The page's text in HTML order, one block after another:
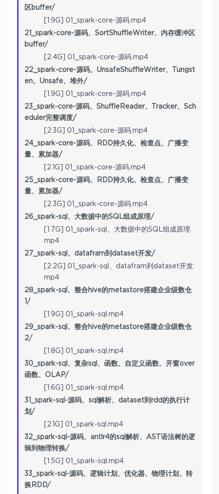
区buffer/
[1.9G] 01_spark-core-源码.mp4
21_spark-core-源码、SortShuffleWriter、内存缓冲区
buffer/
[2.4G] 01_spark-core-源码.mp4
22_spark-core-源码、UnsafeShuffleWriter、Tungst
en、Unsafe、堆外/
[1.9G] 01_spark-core-源码.mp4
23_spark-core-源码、ShuffleReader、Tracker、Sch
eduler完整调度/
[2.3G] 01_spark-core-源码.mp4
24_spark-core-源码、RDD持久化、检查点、广播变
量、累加器/
[2.1G] 01_spark-core-源码.mp4
25_spark-core-源码、RDD持久化、检查点、广播变
量、累加器/
[2.3G] 01_spark-core-源码.mp4
26_spark-sql、大数据中的SQL组成原理/
[1.7G] 01_spark-sql、大数据中的SQL组成原理.
mp4
27_spark-sql、datafram到dataset开发/
[2.2G] 01_spark-sql、datafram到dataset开发.
mp4
28_spark-sql、整合hive的metastore搭建企业级数仓
1/
[1.9G] 01_spark-sql.mp4
29_spark-sql、整合hive的metastore搭建企业级数仓
2/
[1.8G] 01_spark-sql.mp4
30_spark-sql、复杂sql、函数、自定义函数、开窗over
函数、OLAP/
[1.6G] 01_spark-sql.mp4
31_spark-sql-源码、sql解析、dataset到rdd的执行计
划/
[2.1G] 01_spark-sql.mp4
32_spark-sql-源码、antlr4的sql解析、AST语法树的逻
辑到物理转换/
[1.5G] 01_spark-sql.mp4
33_spark-sql-源码、逻辑计划、优化器、物理计划、转
换RDD/